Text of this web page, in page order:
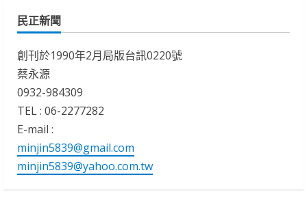
民正新聞
創刊於1990年2月局版台訊0220號
蔡永源
0932-984309
TEL : 06-2277282
E-mail :
minjin5839@gmail.com
minjin5839@yahoo.com.tw